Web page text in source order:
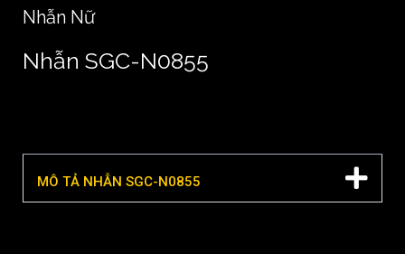
Nhẫn Nữ
Nhẫn SGC-N0855
MÔ TẢ NHẪN SGC-N0855